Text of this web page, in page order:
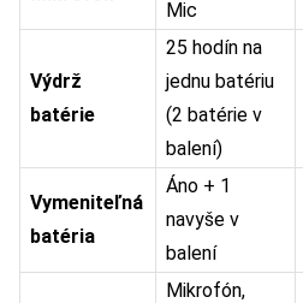
Mic
Výdrž
batérie
25 hodín na
jednu batériu
(2 batérie v
balení)
Vymeniteľná
batéria
Áno + 1
navyše v
balení
Mikrofón,